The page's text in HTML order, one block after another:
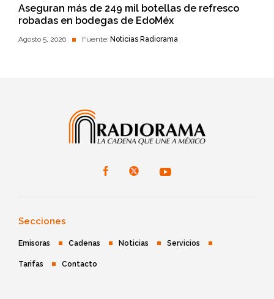
Aseguran más de 249 mil botellas de refresco
robadas en bodegas de EdoMéx
Agosto 5, 2026 Fuente: Noticias Radiorama
Secciones
Emisoras Cadenas Noticias Servicios
Tarifas Contacto